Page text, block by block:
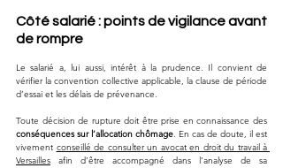
Côté salarié : points de vigilance avant
de rompre
Le salarié a, lui aussi, intérêt à la prudence. Il convient de
vérifier la convention collective applicable, la clause de période
d’essai et les délais de prévenance.
conséquences sur l’allocation chômage. En cas de doute, il est
vivement conseillé de consulter un avocat en droit du travail à
Versailles afin d’être accompagné dans l’analyse de sa